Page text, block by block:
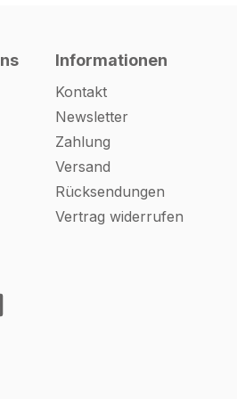
werden sollen, dar.
montierte Optik ist
horizontalen
einer vertikalen
von ± 30°
Informationen
Kontakt
Newsletter
Zahlung
Versand
Rücksendungen
Vertrag widerrufen